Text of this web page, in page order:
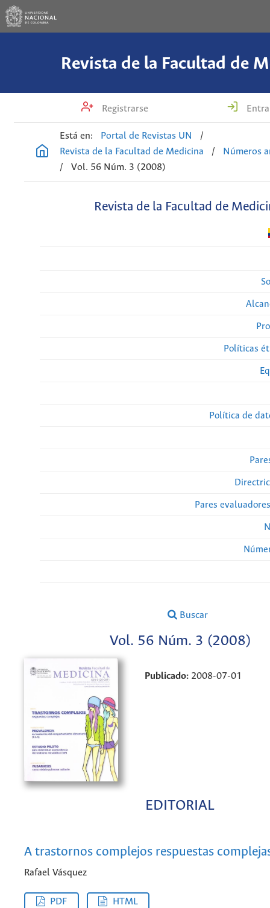
Revista de la Facultad de
Registrarse
Está en: Portal de Revistas UN
/
Revista de la Facultad de Medicina
/
Números
/
Vol. 56 Núm. 3 (2008)
Revista de la Facultad de
Políticas
Política de
Pares
Buscar
Vol. 56 Núm. 3 (2008)
Publicado: 2008-07-01
EDITORIAL
A trastornos complejos respuestas
Rafael Vásquez
PDF HTML